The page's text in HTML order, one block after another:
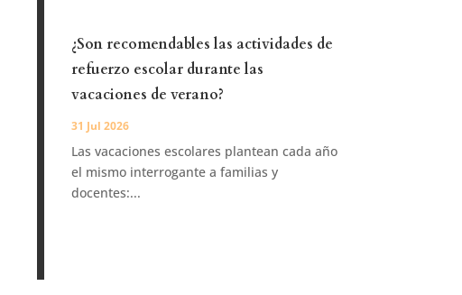
¿Son recomendables las actividades de
refuerzo escolar durante las
vacaciones de verano?
31 Jul 2026
Las vacaciones escolares plantean cada año
el mismo interrogante a familias y
docentes:...